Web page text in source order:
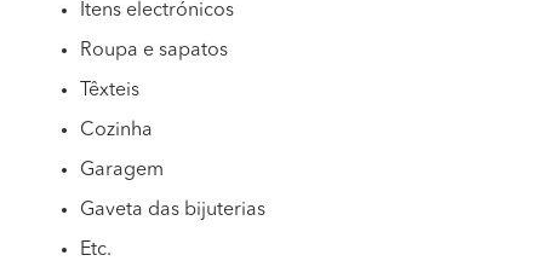
Itens electrónicos
Roupa e sapatos
Têxteis
Cozinha
Garagem
Gaveta das bijuterias
Etc.